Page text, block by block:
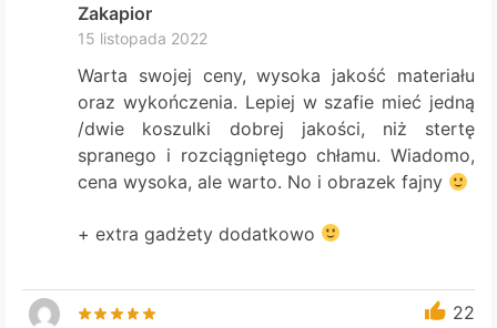
Zakapior
15 listopada 2022
Warta swojej ceny, wysoka jakość materiału
oraz wykończenia. Lepiej w szafie mieć jedną
/dwie koszulki dobrej jakości, niż stertę
spranego i rozciągniętego chłamu. Wiadomo,
cena wysoka, ale warto. No i obrazek fajny
+ extra gadżety dodatkowo
22